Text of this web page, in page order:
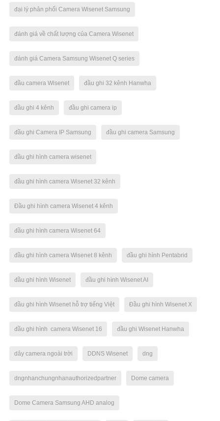
đại lý phân phối Camera Wisenet Samsung
đánh giá về chất lượng của Camera Wisenet
đánh giá Camera Samsung Wisenet Q series
đầu camera Wisenet đầu ghi 32 kênh Hanwha
đầu ghi 4 kênh đầu ghi camera ip
đầu ghi Camera IP Samsung đầu ghi camera Samsung
đầu ghi hình camera wisenet
đầu ghi hình camera Wisenet 32 kênh
Đầu ghi hình camera Wisenet 4 kênh
đầu ghi hình camera Wisenet 64
đầu ghi hình camera Wisenet 8 kênh đầu ghi hình Pentabrid
đầu ghi hình Wisenet đầu ghi hình Wisenet AI
đầu ghi hình Wisenet hỗ trợ tiếng Việt Đầu ghi hình Wisenet X
đầu ghi hình camera Wisenet 16 đầu ghi Wisenet Hanwha
dây camera ngoài trời DDNS Wisenet dng
dngnhanchungnhanauthorizedpartner Dome camera
Dome Camera Samsung AHD analog